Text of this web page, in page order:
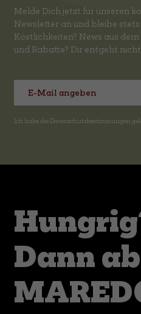
Dann
Melde Dich jetzt für unseren
Newsletter an und bleibe
Köstlichkeiten? News aus
und Rabatte? Dir entgeht
Ich habe dieDatenschutzbestimmungen